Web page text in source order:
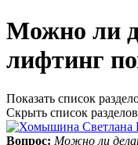
Можно ли
лифтинг
Показать список
Скрыть список разделов
Вопрос: Можно ли